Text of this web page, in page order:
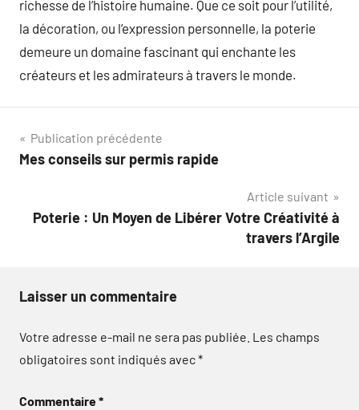
richesse de l’histoire humaine. Que ce soit pour l’utilité,
la décoration, ou l’expression personnelle, la poterie
demeure un domaine fascinant qui enchante les
créateurs et les admirateurs à travers le monde.
Navigation
de
Publication précédente
Mes conseils sur permis rapide
Article suivant
Poterie : Un Moyen de Libérer Votre Créativité à
travers l’Argile
Laisser un commentaire
Votre adresse e-mail ne sera pas publiée. Les champs
obligatoires sont indiqués avec*
Commentaire*